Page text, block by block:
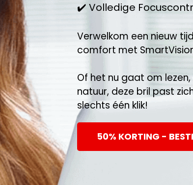
✔️ Volledige
Verwelkom een nieuw
comfort met
Of het nu gaat om
natuur, deze bril past
slechts één klik!
50% KORTING -